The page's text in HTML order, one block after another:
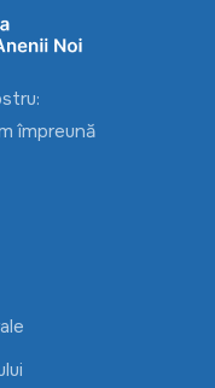
împreună